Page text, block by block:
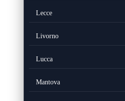
Lecce
Livorno
Lucca
Mantova